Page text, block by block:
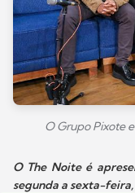
O Grupo Pixote
O The Noite é
segunda a sexta-feira,